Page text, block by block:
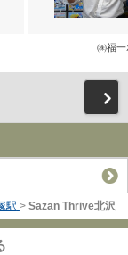
㈱福一
駅 > Sazan Thrive北沢